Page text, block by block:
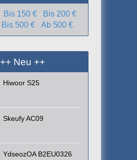
Bis 150 €
Bis 200 €
Bis 500 € Ab 500 €
++ Neu ++
Hiwoor S25
Skeufy AC09
YdseozOA B2EU0326